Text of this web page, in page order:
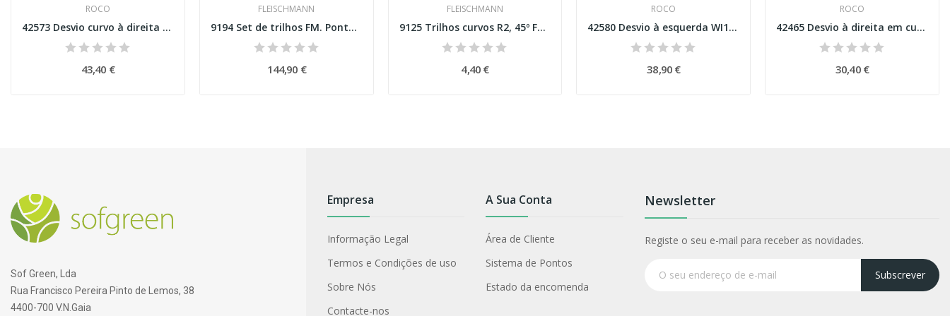
ROCO
42573 Desvio curvo à direita BWl3/4 com...
43,40 €
FLEISCHMANN
9194 Set de trilhos FM. Ponto de três vias...
144,90 €
FLEISCHMANN
9125 Trilhos curvos R2, 45º FM Esc N
4,40 €
ROCO
42580 Desvio à esquerda WI10 balastro de...
38,90 €
ROCO
42465 Desvio à direita em curva BWI2/3 Esc H0
30,40 €
Sof Green, Lda
Rua Francisco Pereira Pinto de Lemos, 38
4400-700 V.N.Gaia
Empresa
Informação Legal
Termos e Condições de uso
Sobre Nós
Contacte-nos
A Sua Conta
Área de Cliente
Sistema de Pontos
Estado da encomenda
Newsletter
Registe o seu e-mail para receber as novidades.
Subscrever